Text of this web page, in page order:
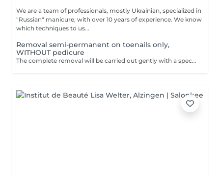
We are a team of professionals, mostly Ukrainian, specialized in
"Russian" manicure, with over 10 years of experience. We know
which techniques to us...
Removal semi-permanent on toenails only,
WITHOUT pedicure
The complete removal will be carried out gently with a special nail drill bit Included in the service : Shape and file nails.